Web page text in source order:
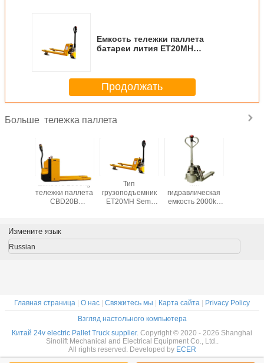
Емкость тележки паллета
батареи лития ET20MH
Продолжать
Больше тележка паллета
Емкость 2000kg
тележки паллета
CBD20B
Тип
грузоподъемник
ET20MH Semi
паллета
Тип
гидравлическая
емкость 2000kg
идя тележки
поддонов
Измените язык
Russian
Главная страница | О нас | Свяжитесь мы | Карта сайта | Privacy Policy
Взгляд настольного компьютера
Китай 24v electric Pallet Truck supplier. Copyright © 2020 - 2026 Shanghai
Sinolift Mechanical and Electrical Equipment Co., Ltd..
All rights reserved. Developed by ECER